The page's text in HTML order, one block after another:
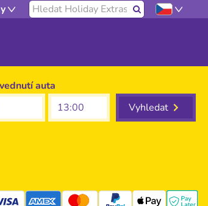
Hledat na našich stránkáchHledat
auta
Vyhledat